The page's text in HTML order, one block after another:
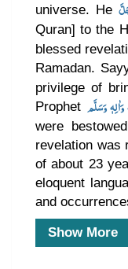
universe. He
Quran] to the
blessed
Ramadan.
privilege of
Prophet وَاٰلِهٖ وَسَلَّم
were
revelation was
of about 23
eloquent
and
Show More